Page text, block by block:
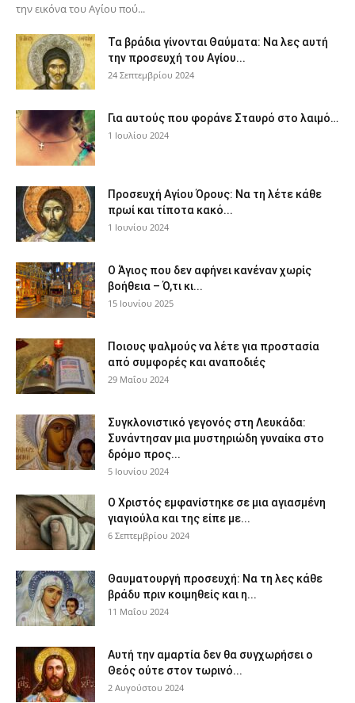
την εικόνα του Αγίου πού...
Τα βράδια γίνονται Θαύματα: Να λες αυτή
την προσευχή του Αγίου...
24 Σεπτεμβρίου 2024
Για αυτούς που φοράνε Σταυρό στο λαιμό…
1 Ιουλίου 2024
Προσευχή Αγίου Όρους: Να τη λέτε κάθε
πρωί και τίποτα κακό...
1 Ιουνίου 2024
Ο Άγιος που δεν αφήνει κανέναν χωρίς
βοήθεια – Ό,τι κι...
15 Ιουνίου 2025
Ποιους ψαλμούς να λέτε για προστασία
από συμφορές και αναποδιές
29 Μαΐου 2024
Συγκλονιστικό γεγονός στη Λευκάδα:
Συνάντησαν μια μυστηριώδη γυναίκα στο
δρόμο προς...
5 Ιουνίου 2024
Ο Χριστός εμφανίστηκε σε μια αγιασμένη
γιαγιούλα και της είπε με...
6 Σεπτεμβρίου 2024
Θαυματουργή προσευχή: Να τη λες κάθε
βράδυ πριν κοιμηθείς και η...
11 Μαΐου 2024
Αυτή την αμαρτία δεν θα συγχωρήσει ο
Θεός ούτε στον τωρινό...
2 Αυγούστου 2024